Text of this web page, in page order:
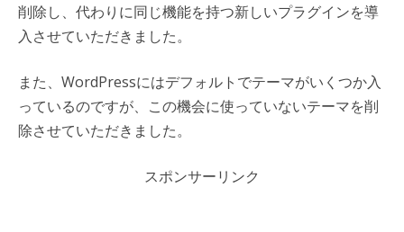
削除し、代わりに同じ機能を持つ新しいプラグインを導
入させていただきました。
また、WordPressにはデフォルトでテーマがいくつか入
っているのですが、この機会に使っていないテーマを削
除させていただきました。
スポンサーリンク